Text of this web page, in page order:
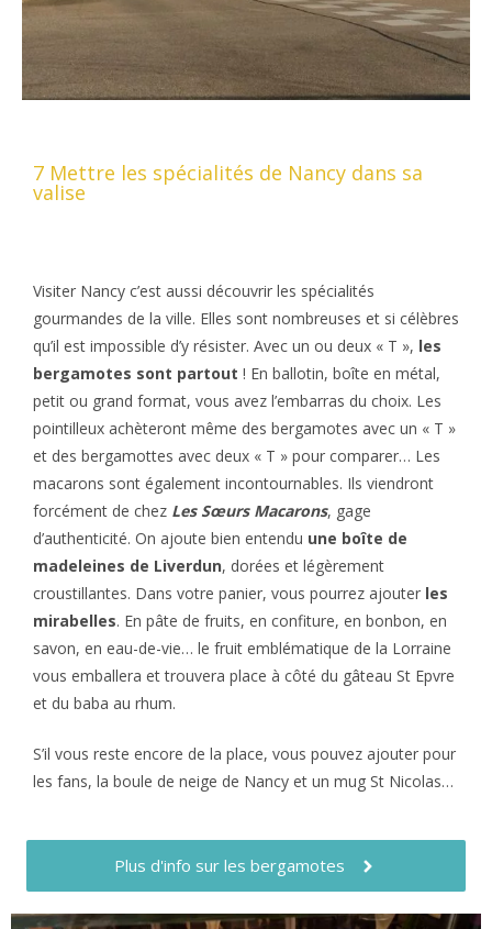
7 Mettre les spécialités de Nancy dans sa
valise
Visiter Nancy c’est aussi découvrir les spécialités
gourmandes de la ville. Elles sont nombreuses et si célèbres
qu’il est impossible d’y résister. Avec un ou deux « T », les
bergamotes sont partout ! En ballotin, boîte en métal,
petit ou grand format, vous avez l’embarras du choix. Les
pointilleux achèteront même des bergamotes avec un « T »
et des bergamottes avec deux « T » pour comparer… Les
macarons sont également incontournables. Ils viendront
forcément de chez Les Sœurs Macarons, gage
d’authenticité. On ajoute bien entendu une boîte de
madeleines de Liverdun, dorées et légèrement
croustillantes. Dans votre panier, vous pourrez ajouter les
mirabelles. En pâte de fruits, en confiture, en bonbon, en
savon, en eau-de-vie… le fruit emblématique de la Lorraine
vous emballera et trouvera place à côté du gâteau St Epvre
et du baba au rhum.
S’il vous reste encore de la place, vous pouvez ajouter pour
les fans, la boule de neige de Nancy et un mug St Nicolas…
Plus d'info sur les bergamotes